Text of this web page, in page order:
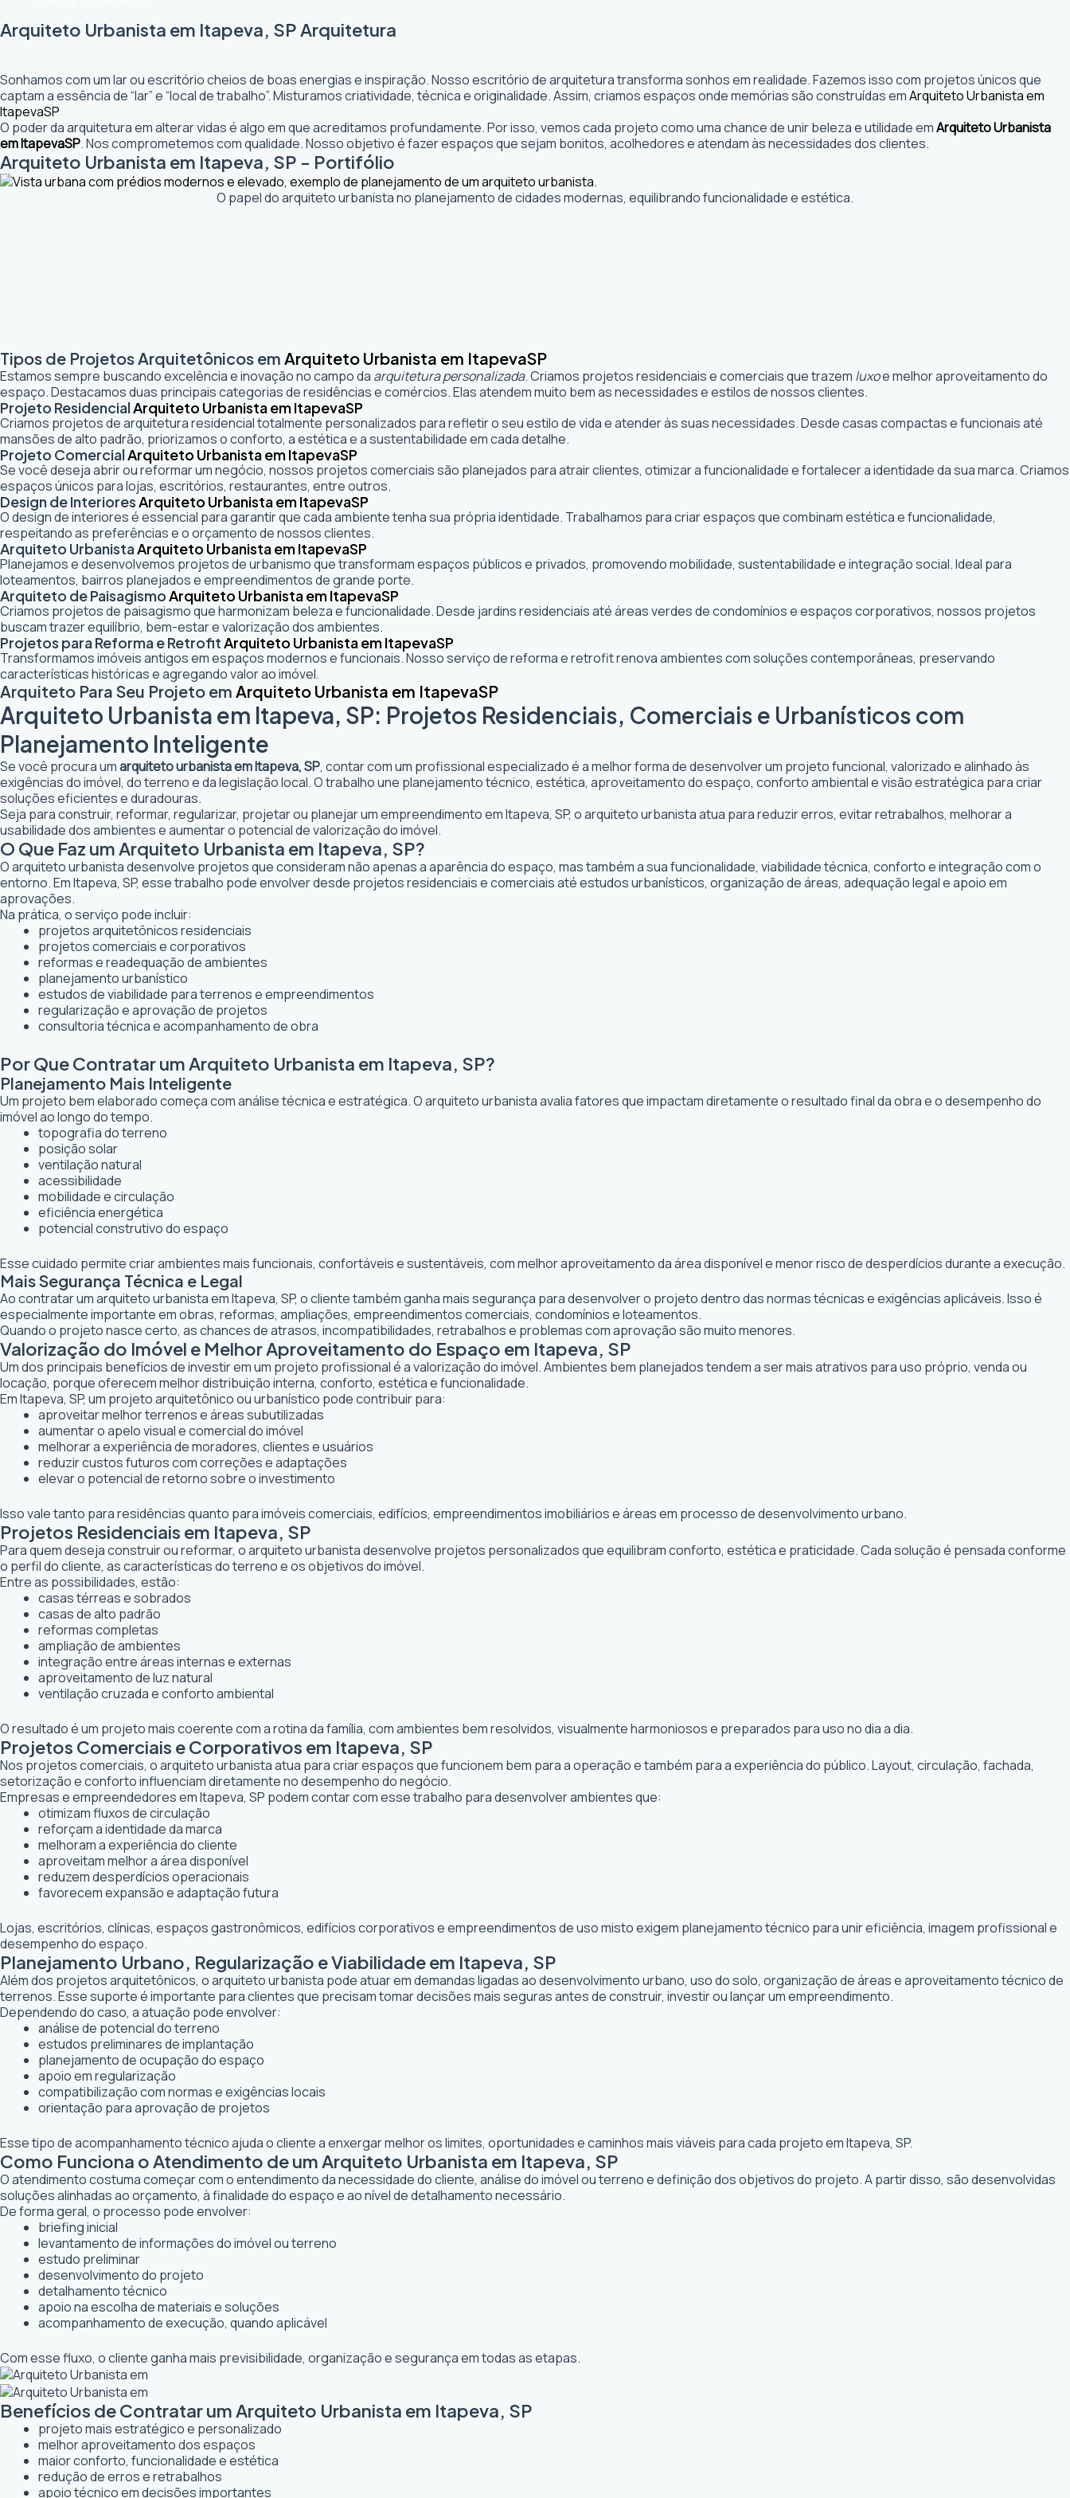
Arquiteto Urbanista em Itapeva, SP Arquitetura
Sonhamos com um lar ou escritório cheios de boas energias e inspiração. Nosso escritório de arquitetura transforma sonhos em realidade. Fazemos isso com projetos únicos que
captam a essência de “lar” e “local de trabalho”. Misturamos criatividade, técnica e originalidade. Assim, criamos espaços onde memórias são construídas emArquiteto Urbanista em
ItapevaSP
O poder da arquitetura em alterar vidas é algo em que acreditamos profundamente. Por isso, vemos cada projeto como uma chance de unir beleza e utilidade emArquiteto Urbanista
em ItapevaSP. Nos comprometemos com qualidade. Nosso objetivo é fazer espaços que sejam bonitos, acolhedores e atendam às necessidades dos clientes.
Arquiteto Urbanista em Itapeva, SP - Portifólio
O papel do arquiteto urbanista no planejamento de cidades modernas, equilibrando funcionalidade e estética.
Tipos de Projetos Arquitetônicos em Arquiteto Urbanista em ItapevaSP
Estamos sempre buscando excelência e inovação no campo da arquitetura personalizada. Criamos projetos residenciais e comerciais que trazem luxoe melhor aproveitamento do
espaço. Destacamos duas principais categorias de residências e comércios. Elas atendem muito bem as necessidades e estilos de nossos clientes.
Projeto ResidencialArquiteto Urbanista em ItapevaSP
Criamos projetos de arquitetura residencial totalmente personalizados para refletir o seu estilo de vida e atender às suas necessidades. Desde casas compactas e funcionais até
mansões de alto padrão, priorizamos o conforto, a estética e a sustentabilidade em cada detalhe.
Projeto ComercialArquiteto Urbanista em ItapevaSP
Se você deseja abrir ou reformar um negócio, nossos projetos comerciais são planejados para atrair clientes, otimizar a funcionalidade e fortalecer a identidade da sua marca. Criamos
espaços únicos para lojas, escritórios, restaurantes, entre outros.
Design de InterioresArquiteto Urbanista em ItapevaSP
O design de interiores é essencial para garantir que cada ambiente tenha sua própria identidade. Trabalhamos para criar espaços que combinam estética e funcionalidade,
respeitando as preferências e o orçamento de nossos clientes.
Arquiteto UrbanistaArquiteto Urbanista em ItapevaSP
Planejamos e desenvolvemos projetos de urbanismo que transformam espaços públicos e privados, promovendo mobilidade, sustentabilidade e integração social. Ideal para
loteamentos, bairros planejados e empreendimentos de grande porte.
Arquiteto de PaisagismoArquiteto Urbanista em ItapevaSP
Criamos projetos de paisagismo que harmonizam beleza e funcionalidade. Desde jardins residenciais até áreas verdes de condomínios e espaços corporativos, nossos projetos
buscam trazer equilíbrio, bem-estar e valorização dos ambientes.
Projetos para Reforma e RetrofitArquiteto Urbanista em ItapevaSP
Transformamos imóveis antigos em espaços modernos e funcionais. Nosso serviço de reforma e retrofit renova ambientes com soluções contemporâneas, preservando
características históricas e agregando valor ao imóvel.
Arquiteto Para Seu Projeto em Arquiteto Urbanista em ItapevaSP
Arquiteto Urbanista em Itapeva, SP: Projetos Residenciais, Comerciais e Urbanísticos com
Planejamento Inteligente
Se você procura umarquiteto urbanista em Itapeva, SP, contar com um profissional especializado é a melhor forma de desenvolver um projeto funcional, valorizado e alinhado às
exigências do imóvel, do terreno e da legislação local. O trabalho une planejamento técnico, estética, aproveitamento do espaço, conforto ambiental e visão estratégica para criar
soluções eficientes e duradouras.
Seja para construir, reformar, regularizar, projetar ou planejar um empreendimento em Itapeva, SP, o arquiteto urbanista atua para reduzir erros, evitar retrabalhos, melhorar a
usabilidade dos ambientes e aumentar o potencial de valorização do imóvel.
O Que Faz um Arquiteto Urbanista em Itapeva, SP?
O arquiteto urbanista desenvolve projetos que consideram não apenas a aparência do espaço, mas também a sua funcionalidade, viabilidade técnica, conforto e integração com o
entorno. Em Itapeva, SP, esse trabalho pode envolver desde projetos residenciais e comerciais até estudos urbanísticos, organização de áreas, adequação legal e apoio em
aprovações.
Na prática, o serviço pode incluir:
projetos arquitetônicos residenciais
projetos comerciais e corporativos
reformas e readequação de ambientes
planejamento urbanístico
estudos de viabilidade para terrenos e empreendimentos
regularização e aprovação de projetos
consultoria técnica e acompanhamento de obra
Por Que Contratar um Arquiteto Urbanista em Itapeva, SP?
Planejamento Mais Inteligente
Um projeto bem elaborado começa com análise técnica e estratégica. O arquiteto urbanista avalia fatores que impactam diretamente o resultado final da obra e o desempenho do
imóvel ao longo do tempo.
topografia do terreno
posição solar
ventilação natural
acessibilidade
mobilidade e circulação
eficiência energética
potencial construtivo do espaço
Esse cuidado permite criar ambientes mais funcionais, confortáveis e sustentáveis, com melhor aproveitamento da área disponível e menor risco de desperdícios durante a execução.
Mais Segurança Técnica e Legal
Ao contratar um arquiteto urbanista em Itapeva, SP, o cliente também ganha mais segurança para desenvolver o projeto dentro das normas técnicas e exigências aplicáveis. Isso é
especialmente importante em obras, reformas, ampliações, empreendimentos comerciais, condomínios e loteamentos.
Quando o projeto nasce certo, as chances de atrasos, incompatibilidades, retrabalhos e problemas com aprovação são muito menores.
Valorização do Imóvel e Melhor Aproveitamento do Espaço em Itapeva, SP
Um dos principais benefícios de investir em um projeto profissional é a valorização do imóvel. Ambientes bem planejados tendem a ser mais atrativos para uso próprio, venda ou
locação, porque oferecem melhor distribuição interna, conforto, estética e funcionalidade.
Em Itapeva, SP, um projeto arquitetônico ou urbanístico pode contribuir para:
aproveitar melhor terrenos e áreas subutilizadas
aumentar o apelo visual e comercial do imóvel
melhorar a experiência de moradores, clientes e usuários
reduzir custos futuros com correções e adaptações
elevar o potencial de retorno sobre o investimento
Isso vale tanto para residências quanto para imóveis comerciais, edifícios, empreendimentos imobiliários e áreas em processo de desenvolvimento urbano.
Projetos Residenciais em Itapeva, SP
Para quem deseja construir ou reformar, o arquiteto urbanista desenvolve projetos personalizados que equilibram conforto, estética e praticidade. Cada solução é pensada conforme
o perfil do cliente, as características do terreno e os objetivos do imóvel.
Entre as possibilidades, estão:
casas térreas e sobrados
casas de alto padrão
reformas completas
ampliação de ambientes
integração entre áreas internas e externas
aproveitamento de luz natural
ventilação cruzada e conforto ambiental
O resultado é um projeto mais coerente com a rotina da família, com ambientes bem resolvidos, visualmente harmoniosos e preparados para uso no dia a dia.
Projetos Comerciais e Corporativos em Itapeva, SP
Nos projetos comerciais, o arquiteto urbanista atua para criar espaços que funcionem bem para a operação e também para a experiência do público. Layout, circulação, fachada,
setorização e conforto influenciam diretamente no desempenho do negócio.
Empresas e empreendedores em Itapeva, SP podem contar com esse trabalho para desenvolver ambientes que:
otimizam fluxos de circulação
reforçam a identidade da marca
melhoram a experiência do cliente
aproveitam melhor a área disponível
reduzem desperdícios operacionais
favorecem expansão e adaptação futura
Lojas, escritórios, clínicas, espaços gastronômicos, edifícios corporativos e empreendimentos de uso misto exigem planejamento técnico para unir eficiência, imagem profissional e
desempenho do espaço.
Planejamento Urbano, Regularização e Viabilidade em Itapeva, SP
Além dos projetos arquitetônicos, o arquiteto urbanista pode atuar em demandas ligadas ao desenvolvimento urbano, uso do solo, organização de áreas e aproveitamento técnico de
terrenos. Esse suporte é importante para clientes que precisam tomar decisões mais seguras antes de construir, investir ou lançar um empreendimento.
Dependendo do caso, a atuação pode envolver:
análise de potencial do terreno
estudos preliminares de implantação
planejamento de ocupação do espaço
apoio em regularização
compatibilização com normas e exigências locais
orientação para aprovação de projetos
Esse tipo de acompanhamento técnico ajuda o cliente a enxergar melhor os limites, oportunidades e caminhos mais viáveis para cada projeto em Itapeva, SP.
Como Funciona o Atendimento de um Arquiteto Urbanista em Itapeva, SP
O atendimento costuma começar com o entendimento da necessidade do cliente, análise do imóvel ou terreno e definição dos objetivos do projeto. A partir disso, são desenvolvidas
soluções alinhadas ao orçamento, à finalidade do espaço e ao nível de detalhamento necessário.
De forma geral, o processo pode envolver:
briefing inicial
levantamento de informações do imóvel ou terreno
estudo preliminar
desenvolvimento do projeto
detalhamento técnico
apoio na escolha de materiais e soluções
acompanhamento de execução, quando aplicável
Com esse fluxo, o cliente ganha mais previsibilidade, organização e segurança em todas as etapas.
Benefícios de Contratar um Arquiteto Urbanista em Itapeva, SP
projeto mais estratégico e personalizado
melhor aproveitamento dos espaços
maior conforto, funcionalidade e estética
redução de erros e retrabalhos
apoio técnico em decisões importantes